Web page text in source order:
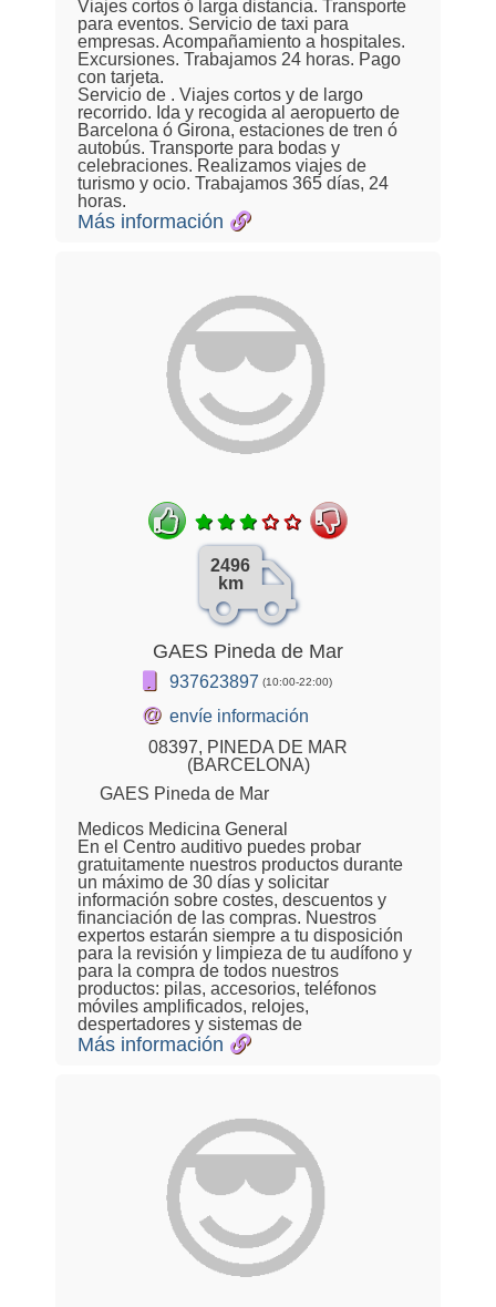
Viajes cortos ó larga distancia. Transporte
para eventos. Servicio de taxi para
empresas. Acompañamiento a hospitales.
Excursiones. Trabajamos 24 horas. Pago
con tarjeta.
Servicio de . Viajes cortos y de largo
recorrido. Ida y recogida al aeropuerto de
Barcelona ó Girona, estaciones de tren ó
autobús. Transporte para bodas y
celebraciones. Realizamos viajes de
turismo y ocio. Trabajamos 365 días, 24
horas.
Más información
2496
km
GAES Pineda de Mar
937623897 (10:00-22:00)
@ envíe información
08397, PINEDA DE MAR
(BARCELONA)
GAES Pineda de Mar
Medicos Medicina General
En el Centro auditivo puedes probar
gratuitamente nuestros productos durante
un máximo de 30 días y solicitar
información sobre costes, descuentos y
financiación de las compras. Nuestros
expertos estarán siempre a tu disposición
para la revisión y limpieza de tu audífono y
para la compra de todos nuestros
productos: pilas, accesorios, teléfonos
móviles amplificados, relojes,
despertadores y sistemas de
Más información